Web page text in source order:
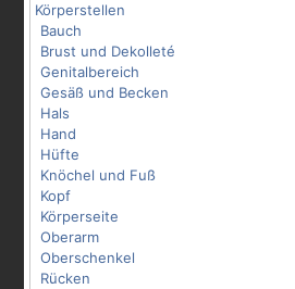
Körperstellen
Bauch
Brust und Dekolleté
Genitalbereich
Gesäß und Becken
Hals
Hand
Hüfte
Knöchel und Fuß
Kopf
Körperseite
Oberarm
Oberschenkel
Rücken